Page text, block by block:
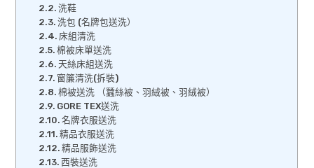
洗鞋
洗包 (名牌包送洗）
床組清洗
棉被床單送洗
天絲床組送洗
窗簾清洗(拆裝)
棉被送洗 （蠶絲被、羽絨被、羽絨被）
GORE TEX送洗
名牌衣服送洗
精品衣服送洗
精品服飾送洗
西裝送洗